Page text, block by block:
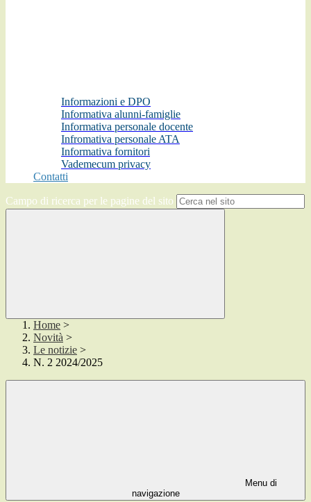
Informazioni e DPO
Informativa alunni-famiglie
Informativa personale docente
Infromativa personale ATA
Informativa fornitori
Vademecum privacy
Contatti
Campo di ricerca per le pagine del sito
Home >
Novità >
Le notizie >
N. 2 2024/2025
Menu di
navigazione